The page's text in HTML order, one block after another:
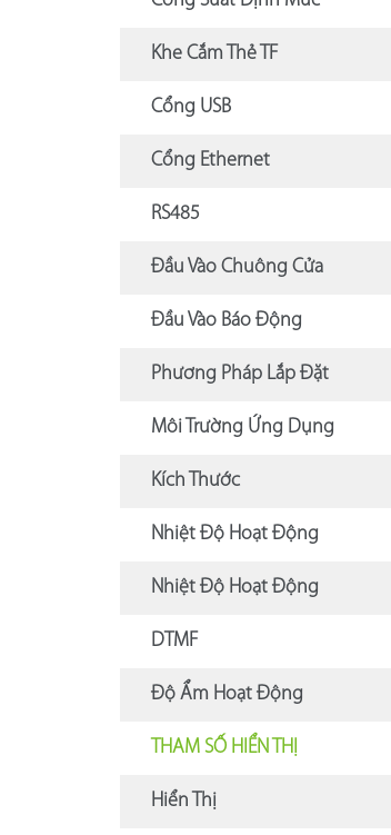
Khe Cắm Thẻ TF
Cổng USB
Cổng Ethernet
RS485
Đầu Vào Chuông Cửa
Đầu Vào Báo Động
Phương Pháp Lắp Đặt
Môi Trường Ứng Dụng
Kích Thước
Nhiệt Độ Hoạt Động
Nhiệt Độ Hoạt Động
DTMF
Độ Ẩm Hoạt Động
THAM SỐ HIỂN THỊ
Hiển Thị